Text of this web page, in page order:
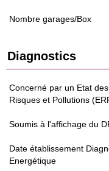
Nombre garages/Box
Diagnostics
Concerné par un Etat des
Risques et Pollutions
Soumis à l'affichage du
Date établissement
Energétique